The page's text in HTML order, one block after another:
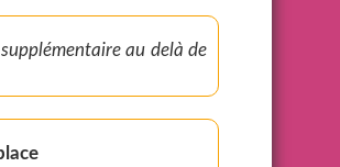
au delà de